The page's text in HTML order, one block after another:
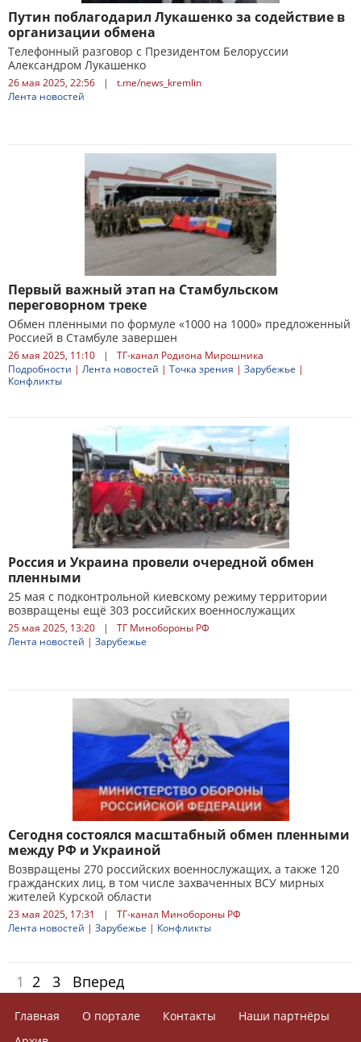
Путин поблагодарил Лукашенко за содействие в
организации обмена
Телефонный разговор с Президентом Белоруссии
Александром Лукашенко
26 мая 2025, 22:56 |
t.me/news_kremlin
Лента новостей
Первый важный этап на Стамбульском
переговорном треке
Обмен пленными по формуле «1000 на 1000» предложенный
Россией в Стамбуле завершен
26 мая 2025, 11:10 |
ТГ-канал Родиона Мирошника
Подробности | Лента новостей | Точка зрения | Зарубежье |
Конфликты
Россия и Украина провели очередной обмен
пленными
25 мая с подконтрольной киевскому режиму территории
возвращены ещё 303 российских военнослужащих
25 мая 2025, 13:20 |
ТГ Минобороны РФ
Лента новостей | Зарубежье
Сегодня состоялся масштабный обмен пленными
между РФ и Украиной
Возвращены 270 российских военнослужащих, а также 120
гражданских лиц, в том числе захваченных ВСУ мирных
жителей Курской области
23 мая 2025, 17:31 |
ТГ-канал Минобороны РФ
Лента новостей | Зарубежье | Конфликты
1 2 3 Вперед
Главная О портале Контакты
Наши партнёры